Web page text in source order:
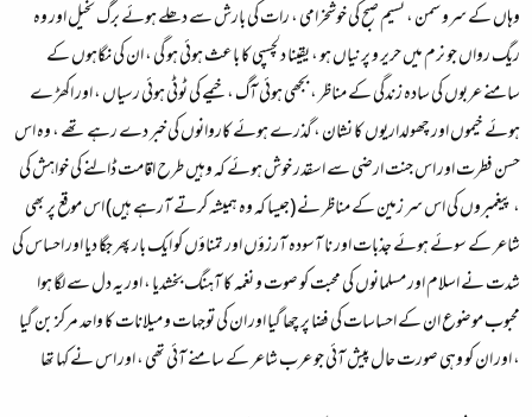
وہاں کے سرو سمن ، نسیم صبح کی خوشخرامی ، رات کی بارش سے دھلے ہوئے برگ نخیل اور وہ
ریگ رواں جو نرم میں حریر و پرنیاں ہو ، یقینا دلچسپی کا باعث ہوئی ہو گی ، ان کی نگاہوں کے
سامنے عربوں کی سادہ زندگی کے مناظر ، بجھی ہوئی آگ ، خیمے کی ٹوٹی ہوئی رسیاں ، اور اکھڑ ے
ہوئے خیموں اور چھولداریوں کا نشان ، گذرے ہوئے کاروانوں کی خبر دے رہے تھے ، وہ اس
حسن فطرت اور اس جنت ارضی سے اسقدر خوش ہوئے کہ وہیں طرح اقامت ڈالنے کی خواہش کی
، پیغمبروں کی اس سر زمین کے مناظر نے (جیسا کہ وہ ہمیشہ کرتے آرہے ہیں) اس موقع پر بھی
شاعر کے سوئے ہوئے جذبات اور نا آسودہ آرزؤں اور تمناؤں کو ایک بار پھر جگا دیا اور احساس کی
شدت نے اسلام اور مسلمانوں کی محبت کو صوت و نغمہ کا آہنگ بخشدیا ، اور یہ دل سے لگا ہوا
محبوب موضوع ان کے احساسات کی فضا پر چھا گیا اور ان کی توجہات و میلانات کا واحد مرکز بن گیا
، اور ان کو وہی صورت حال پیش آئی جو عرب شاعر کے سامنے آئی تھی ، اور اس نے کہا تھا